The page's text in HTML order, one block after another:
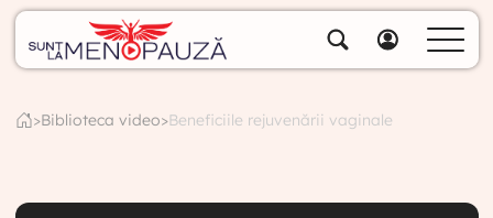
Specialiștii noștri
>Biblioteca video>Beneficiile rejuvenării vaginale